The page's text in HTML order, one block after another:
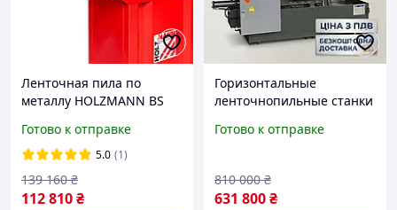
Ленточная пила по
металлу HOLZMANN BS
Готово к отправке
5.0 (1)
112 810₴
139 160 ₴
Горизонтальные
ленточнопильные станки
2100 кг
Готово к отправке
631 800₴
810 000 ₴